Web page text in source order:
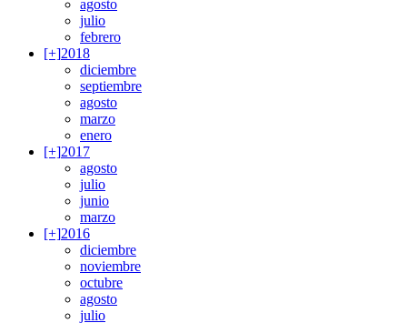
agosto
julio
febrero
[+]2018
diciembre
septiembre
agosto
marzo
enero
[+]2017
agosto
julio
junio
marzo
[+]2016
diciembre
noviembre
octubre
agosto
julio